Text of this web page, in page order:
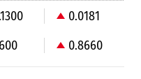
0.0181
0.8660